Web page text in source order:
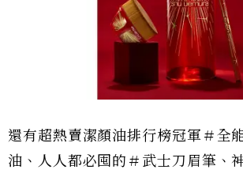
還有超熱賣潔顏油排行榜冠軍＃全
油、人人都必囤的＃武士刀眉筆、